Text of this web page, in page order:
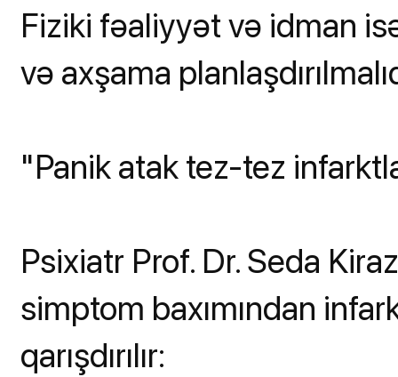
Fiziki fəaliyyət və idman
və axşama
"Panik atak tez-tez
Psixiatr Prof. Dr. Seda
simptom baxımından
qarışdırılır: